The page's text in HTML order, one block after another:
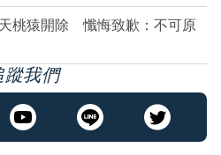
桃猿開除 懺悔致歉：不可原
蹤我們